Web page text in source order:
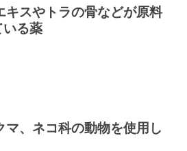
キスやトラの骨などが原料
いる薬
マ、ネコ科の動物を使用し